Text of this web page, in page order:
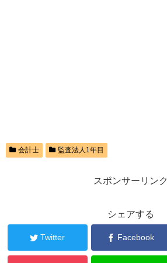
会計士 監査法人1年目
スポンサーリンク
シェアする
Twitter Facebook